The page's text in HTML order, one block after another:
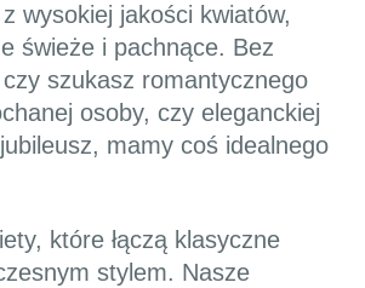
wysokiej jakości kwiatów,
świeże i pachnące. Bez
szukasz romantycznego
osoby, czy eleganckiej
mamy coś idealnego
które łączą klasyczne
stylem. Nasze